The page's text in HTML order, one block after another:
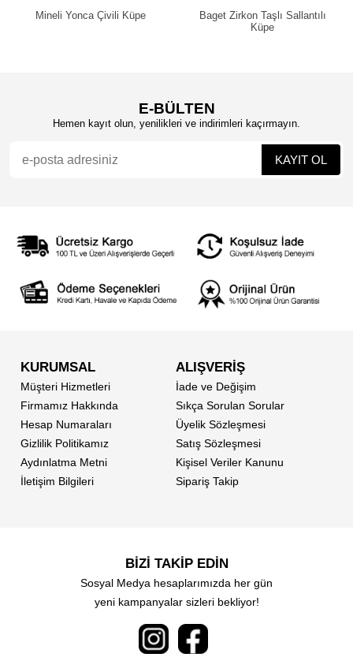
Küpe
Baget Zirkon Taşlı Sallantılı
Papatya Açık Mor
E-BÜLTEN
Hemen kayıt olun, yenilikleri ve indirimleri kaçırmayın.
KURUMSAL
Müşteri Hizmetleri
Firmamız Hakkında
Hesap Numaraları
Gizlilik Politikamız
Aydınlatma Metni
İletişim Bilgileri
ALIŞVERİŞ
İade ve Değişim
Sıkça Sorulan Sorular
Üyelik Sözleşmesi
Satış Sözleşmesi
Kişisel Veriler Kanunu
Sipariş Takip
BİZİ TAKİP EDİN
Sosyal Medya hesaplarımızda her gün
yeni kampanyalar sizleri bekliyor!